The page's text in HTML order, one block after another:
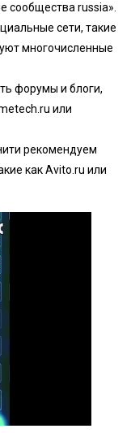
сообщества russia».
сети, такие
многочисленные
форумы и блоги,
или
рекомендуем
как Avito.ru или